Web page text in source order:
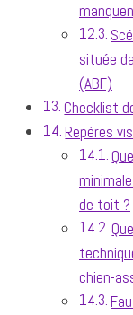
située
(ABF)
Checklist
Repères
de toit ?
chien-